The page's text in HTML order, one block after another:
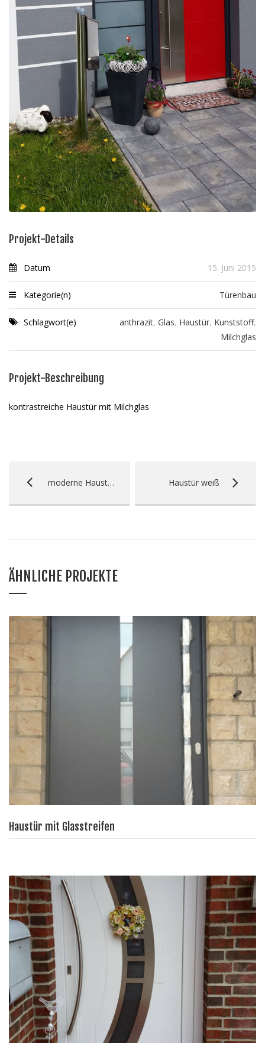
Projekt-Details
Datum 15. Juni 2015
Kategorie(n) Türenbau
Schlagwort(e) anthrazit, Glas, Haustür, Kunststoff,
Milchglas
Projekt-Beschreibung
kontrastreiche Haustür mit Milchglas
moderne Haustür anthrazit Haustür weiß
ÄHNLICHE PROJEKTE
Haustür mit Glasstreifen